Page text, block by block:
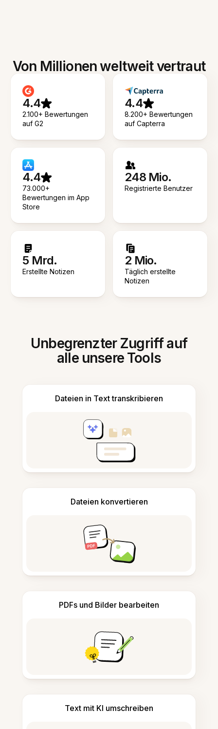
Von Millionen weltweit vertraut
4.4
2.100+ Bewertungen
auf G2
4.4
8.200+ Bewertungen
auf Capterra
4.4
73.000+
Bewertungen im App
Store
248 Mio.
Registrierte Benutzer
5 Mrd.
Erstellte Notizen
2 Mio.
Täglich erstellte
Notizen
Unbegrenzter Zugriff auf
alle unsere Tools
Dateien in Text transkribieren
Dateien konvertieren
PDFs und Bilder bearbeiten
Text mit KI umschreiben